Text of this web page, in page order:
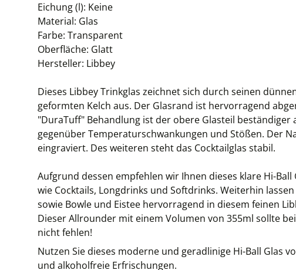
Eichung (l): Keine
Material: Glas
Farbe: Transparent
Oberfläche: Glatt
Hersteller: Libbey
Dieses Libbey Trinkglas zeichnet sich durch seinen
geformten Kelch aus. Der Glasrand ist hervorragend
"DuraTuff" Behandlung ist der obere Glasteil beständiger
gegenüber Temperaturschwankungen und Stößen. Der
eingraviert. Des weiteren steht das Cocktailglas stabil.
Aufgrund dessen empfehlen wir Ihnen dieses klare Hi-
wie Cocktails, Longdrinks und Softdrinks. Weiterhin
sowie Bowle und Eistee hervorragend in diesem feinen
Dieser Allrounder mit einem Volumen von 355ml sollte
nicht fehlen!
Nutzen Sie dieses moderne und geradlinige Hi-Ball Glas
und alkoholfreie Erfrischungen.